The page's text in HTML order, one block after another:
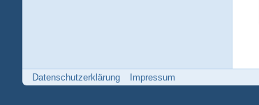
Datenschutzerklärung Impressum